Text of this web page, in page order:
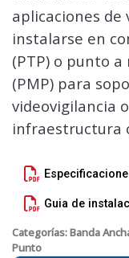
aplicaciones de
instalarse en
(PTP) o punto
(PMP) para
videovigilancia
infraestructura
Guia de
Categorías:Banda
Punto